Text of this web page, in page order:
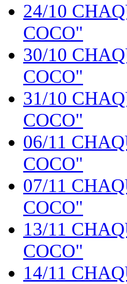
24/10
COCO"
30/10
COCO"
31/10
COCO"
06/11
COCO"
07/11
COCO"
13/11
COCO"
14/11